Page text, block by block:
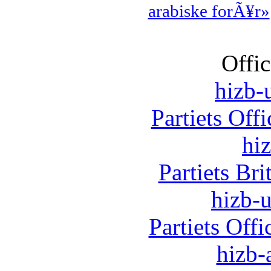
arabiske forÃ¥r»
hizb-
Partiets
Partiets
hizb-
Partiets
hizb-